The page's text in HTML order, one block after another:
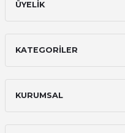
ÜYELİK
KATEGORİLER
KURUMSAL